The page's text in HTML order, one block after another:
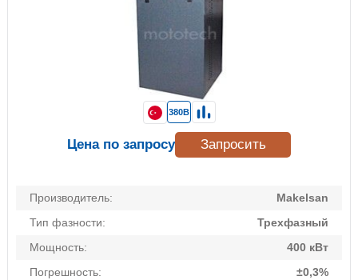
Производитель:
Makelsan
Тип фазности:
Трехфазный
Мощность:
400 кВт
Погрешность:
±0,3%
380В
Цена по запросу Запросить